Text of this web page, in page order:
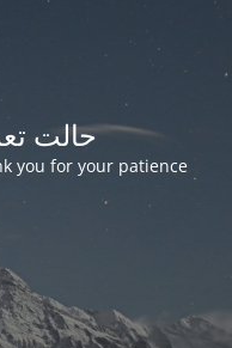
حالت
you for your patience!